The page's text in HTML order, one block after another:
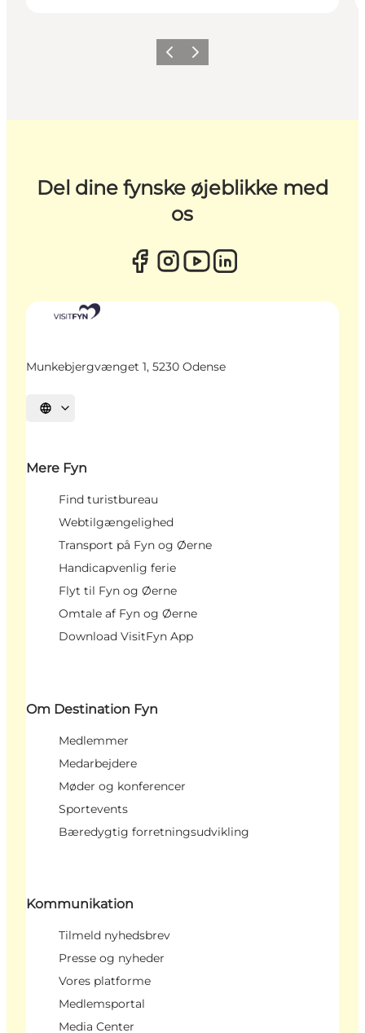
ForrigeNæste
Del dine fynske øjeblikke med
os
Munkebjergvænget 1, 5230 Odense
Vælg sprog
Mere Fyn
Find turistbureau
Webtilgængelighed
Transport på Fyn og Øerne
Handicapvenlig ferie
Flyt til Fyn og Øerne
Omtale af Fyn og Øerne
Download VisitFyn App
Om Destination Fyn
Medlemmer
Medarbejdere
Møder og konferencer
Sportevents
Bæredygtig forretningsudvikling
Kommunikation
Tilmeld nyhedsbrev
Presse og nyheder
Vores platforme
Medlemsportal
Media Center